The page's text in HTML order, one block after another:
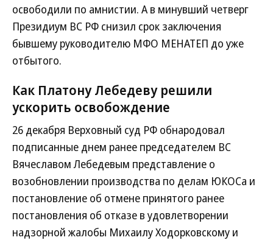
освободили по амнистии. А в минувший четверг
Президиум ВС РФ снизил срок заключения
бывшему руководителю МФО МЕНАТЕП до уже
отбытого.
Как Платону Лебедеву решили
ускорить освобождение
26 декабря Верховный суд РФ обнародовал
подписанные днем ранее председателем ВС
Вячеславом Лебедевым представление о
возобновлении производства по делам ЮКОСа и
постановление об отмене принятого ранее
постановления об отказе в удовлетворении
надзорной жалобы Михаилу Ходорковскому и